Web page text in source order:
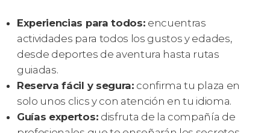
Experiencias para todos: encuentras
actividades para todos los gustos y edades,
desde deportes de aventura hasta rutas
guiadas.
Reserva fácil y segura: confirma tu plaza en
solo unos clics y con atención en tu idioma.
Guías expertos: disfruta de la compañía de